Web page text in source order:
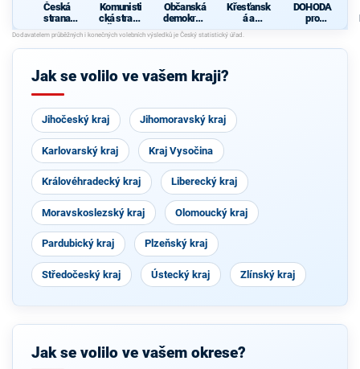
Česká
strana
sociálně
demokrati
cká
Komunisti
cká strana
Čech a
Moravy
Občanská
demokrati
cká strana
Křesťansk
á a
demokrati
cká unie -
Českoslov
DOHODA
pro
Vysočinu
Jak se volilo ve vašem kraji?
Jihočeský kraj Jihomoravský kraj
Karlovarský kraj Kraj Vysočina
Královéhradecký kraj Liberecký kraj
Moravskoslezský kraj Olomoucký kraj
Pardubický kraj Plzeňský kraj
Středočeský kraj Ústecký kraj Zlínský kraj
Jak se volilo ve vašem okrese?